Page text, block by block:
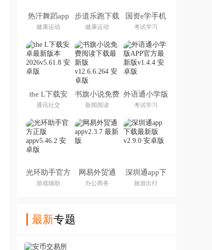
热汗舞蹈app
下载安装
健康运动
步道乐跑下载
安装
健康运动
国资e学手机
app下载安装
考试学习
the L下载安
卓最新版本
2026
通讯社交
书旗小说免费
阅读下载最新
版
新闻阅读
外语通小学版
APP官方最新
版
考试学习
光环助手官方
正版app
游戏辅助
网易外贸通
app
办公商务
深圳通app下
载最新版
旅游出行
最新专题